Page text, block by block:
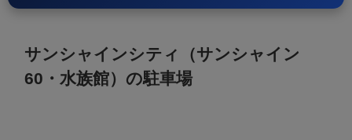
サンシャインシティ（サンシャイン
60・水族館）の駐車場